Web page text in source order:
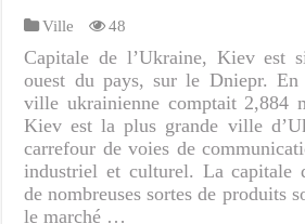
Ville 48
Capitale de l’Ukraine, Kiev est
ouest du pays, sur le Dniepr.
ville ukrainienne comptait 2,884
Kiev est la plus grande ville
carrefour de voies de
industriel et culturel. La capitale
de nombreuses sortes de produits
le marché …